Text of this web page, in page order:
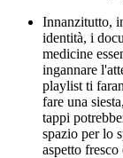
Innanzitutto,
identità, i
medicine
ingannare
playlist ti
fare una
tappi
spazio per lo
aspetto fresco